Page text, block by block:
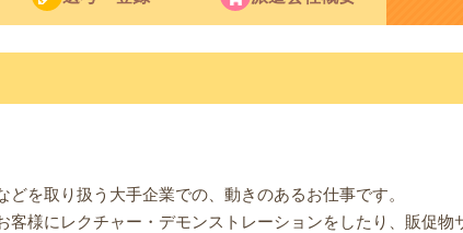
どを取り扱う大手企業での、動きのあるお仕事です。
客様にレクチャー・デモンストレーションをしたり、販促